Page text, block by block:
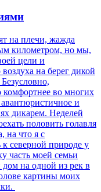
на плечи, жажда
километром, но мы,
цели и
на берег дикой
комфортнее во многих
и
дикарем. Неделей
половить голавля
на что я с
северной природе у
часть моей семьи
на одной из рек в
картины моих